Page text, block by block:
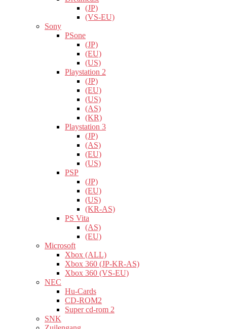
(JP)
(VS-EU)
Sony
PSone
(JP)
(EU)
(US)
Playstation 2
(JP)
(EU)
(US)
(AS)
(KR)
Playstation 3
(JP)
(AS)
(EU)
(US)
PSP
(JP)
(EU)
(US)
(KR-AS)
PS Vita
(AS)
(EU)
Microsoft
Xbox (ALL)
Xbox 360 (JP-KR-AS)
Xbox 360 (VS-EU)
NEC
Hu-Cards
CD-ROM2
Super cd-rom 2
SNK